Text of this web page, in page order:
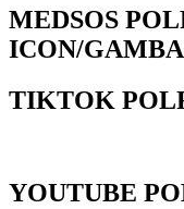
MEDSOS
ICON/
TIKTOK
YOUTUBE